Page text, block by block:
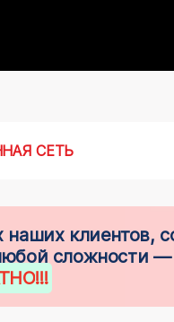
СЕТЬ
наших клиентов,
сложности —
!!!